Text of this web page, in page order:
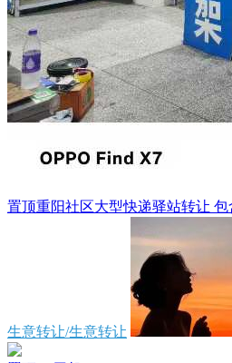
置顶重阳社区大型快递驿站转让
生意转让/生意转让